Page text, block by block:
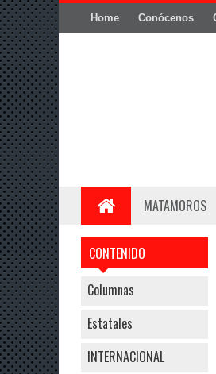
Home Conócenos
MATAMOROS
CONTENIDO
Columnas
Estatales
INTERNACIONAL